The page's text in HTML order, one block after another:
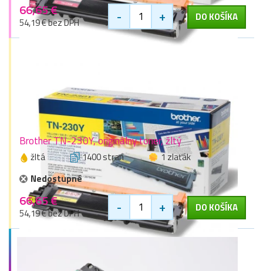
66,65 €
54,19 € bez DPH - + DO KOŠÍKA
Brother TN-230Y, originálny toner, žltý
žltá 1400 stran
1 zlaťák
Nedostupné
66,65 €
54,19 € bez DPH - + DO KOŠÍKA